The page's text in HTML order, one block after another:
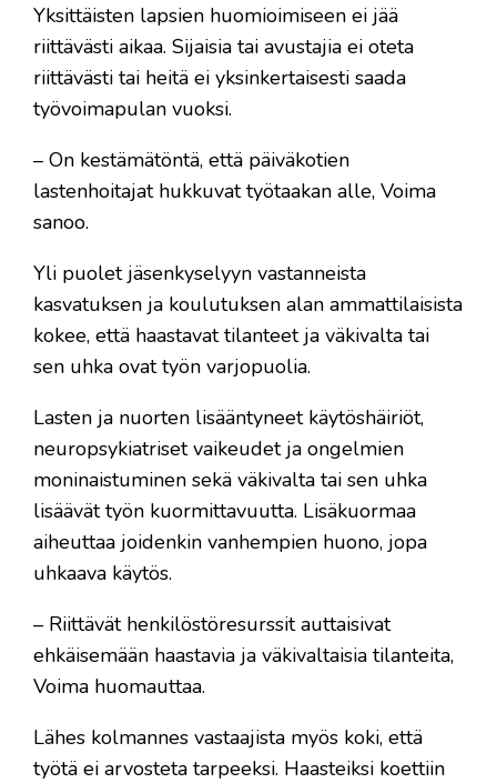
Yksittäisten lapsien huomioimiseen ei jää
riittävästi aikaa. Sijaisia tai avustajia ei oteta
riittävästi tai heitä ei yksinkertaisesti saada
työvoimapulan vuoksi.
– On kestämätöntä, että päiväkotien
lastenhoitajat hukkuvat työtaakan alle, Voima
sanoo.
Yli puolet jäsenkyselyyn vastanneista
kasvatuksen ja koulutuksen alan ammattilaisista
kokee, että haastavat tilanteet ja väkivalta tai
sen uhka ovat työn varjopuolia.
Lasten ja nuorten lisääntyneet käytöshäiriöt,
neuropsykiatriset vaikeudet ja ongelmien
moninaistuminen sekä väkivalta tai sen uhka
lisäävät työn kuormittavuutta. Lisäkuormaa
aiheuttaa joidenkin vanhempien huono, jopa
uhkaava käytös.
– Riittävät henkilöstöresurssit auttaisivat
ehkäisemään haastavia ja väkivaltaisia tilanteita,
Voima huomauttaa.
Lähes kolmannes vastaajista myös koki, että
työtä ei arvosteta tarpeeksi. Haasteiksi koettiin